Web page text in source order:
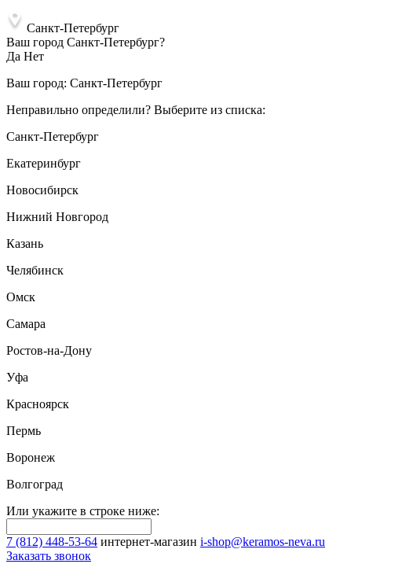
Санкт-Петербург
Ваш город Санкт-Петербург?
Да Нет
Ваш город: Санкт-Петербург
Неправильно определили? Выберите из списка:
Санкт-Петербург
Екатеринбург
Новосибирск
Нижний Новгород
Казань
Челябинск
Омск
Самара
Ростов-на-Дону
Уфа
Красноярск
Пермь
Воронеж
Волгоград
Или укажите в строке ниже:
7 (812) 448-53-64 интернет-магазин i-shop@keramos-neva.ru
Заказать звонок